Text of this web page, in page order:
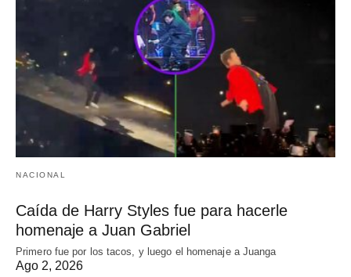
NACIONAL
Caída de Harry Styles fue para hacerle
homenaje a Juan Gabriel
Primero fue por los tacos, y luego el homenaje a Juanga
Ago 2, 2026